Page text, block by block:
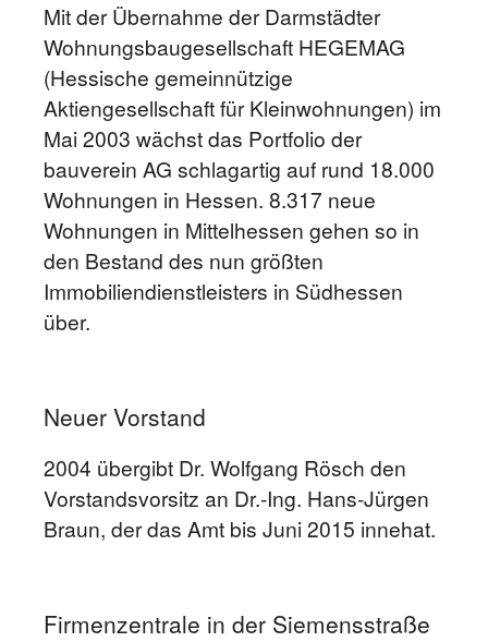
Mit der Übernahme der Darmstädter
Wohnungsbaugesellschaft HEGEMAG
(Hessische gemeinnützige
Aktiengesellschaft für Kleinwohnungen) im
Mai 2003 wächst das Portfolio der
bauverein AG schlagartig auf rund 18.000
Wohnungen in Hessen. 8.317 neue
Wohnungen in Mittelhessen gehen so in
den Bestand des nun größten
Immobiliendienstleisters in Südhessen
über.
Neuer Vorstand
2004 übergibt Dr. Wolfgang Rösch den
Vorstandsvorsitz an Dr.-Ing. Hans-Jürgen
Braun, der das Amt bis Juni 2015 innehat.
Firmenzentrale in der Siemensstraße